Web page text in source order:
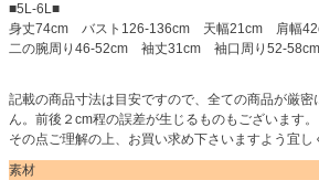
■5L-6L■
身丈74cm バスト126-136cm 天幅21cm 肩幅
二の腕周り46-52cm 袖丈31cm 袖口周り52-
記載の商品寸法は目安ですので、全ての商品が厳
ん。前後２cm程の誤差が生じるものもございます。
その点ご理解の上、お買い求め下さいますよう宜し
素材